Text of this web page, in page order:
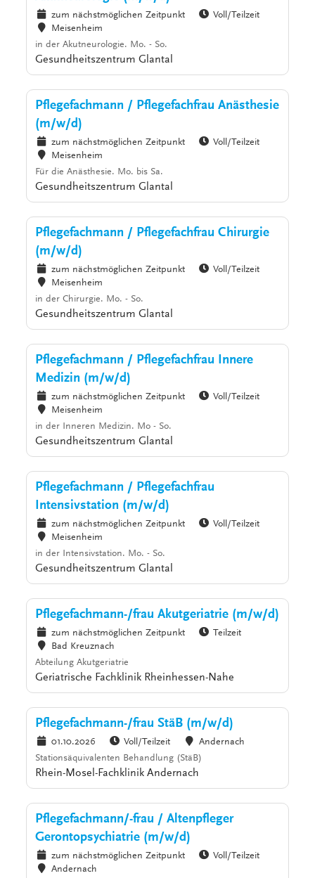
zum nächstmöglichen Zeitpunkt
Voll/Teilzeit
Meisenheim
in der Akutneurologie. Mo. - So.
Gesundheitszentrum Glantal
Pflegefachmann / Pflegefachfrau Anästhesie
(m/w/d)
zum nächstmöglichen Zeitpunkt
Voll/Teilzeit
Meisenheim
Für die Anästhesie. Mo. bis Sa.
Gesundheitszentrum Glantal
Pflegefachmann / Pflegefachfrau Chirurgie
(m/w/d)
zum nächstmöglichen Zeitpunkt
Voll/Teilzeit
Meisenheim
in der Chirurgie. Mo. - So.
Gesundheitszentrum Glantal
Pflegefachmann / Pflegefachfrau Innere
Medizin (m/w/d)
zum nächstmöglichen Zeitpunkt
Voll/Teilzeit
Meisenheim
in der Inneren Medizin. Mo - So.
Gesundheitszentrum Glantal
Pflegefachmann / Pflegefachfrau
Intensivstation (m/w/d)
zum nächstmöglichen Zeitpunkt
Voll/Teilzeit
Meisenheim
in der Intensivstation. Mo. - So.
Gesundheitszentrum Glantal
Pflegefachmann-/frau Akutgeriatrie (m/w/d)
zum nächstmöglichen Zeitpunkt
Teilzeit
Bad Kreuznach
Abteilung Akutgeriatrie
Geriatrische Fachklinik Rheinhessen-Nahe
Pflegefachmann-/frau StäB (m/w/d)
01.10.2026 Voll/Teilzeit
Andernach
Stationsäquivalenten Behandlung (StäB)
Rhein-Mosel-Fachklinik Andernach
Pflegefachmann/-frau / Altenpfleger
Gerontopsychiatrie (m/w/d)
zum nächstmöglichen Zeitpunkt
Voll/Teilzeit
Andernach